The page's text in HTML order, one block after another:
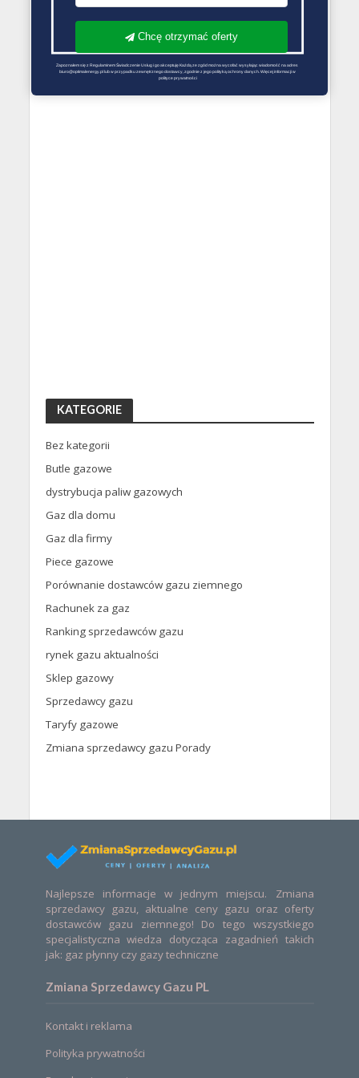
KATEGORIE
Bez kategorii
Butle gazowe
dystrybucja paliw gazowych
Gaz dla domu
Gaz dla firmy
Piece gazowe
Porównanie dostawców gazu ziemnego
Rachunek za gaz
Ranking sprzedawców gazu
rynek gazu aktualności
Sklep gazowy
Sprzedawcy gazu
Taryfy gazowe
Zmiana sprzedawcy gazu Porady
Najlepsze informacje w jednym miejscu. Zmiana
sprzedawcy gazu, aktualne ceny gazu oraz oferty
dostawców gazu ziemnego! Do tego wszystkiego
specjalistyczna wiedza dotycząca zagadnień takich
jak: gaz płynny czy gazy techniczne
Zmiana Sprzedawcy Gazu PL
Kontakt i reklama
Polityka prywatności
Chcę otrzymać oferty
Zapoznałem się z Regulaminem Świadczenie Usług i go akceptuję Każdą ze zgód można wycofać wysyłając wiadomość na adres
biuro@optimalenergy.pl lub w przypadku zewnętrznego dostawcy, zgodnie z jego polityką ochrony danych. Więcej informacji w
polityce prywatności